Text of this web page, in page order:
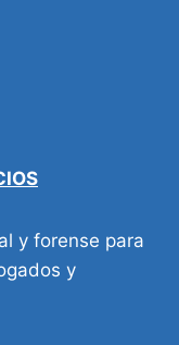
y forense para
y